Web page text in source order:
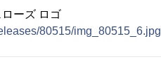
ーズ ロゴ
80515/img_80515_6.jpg